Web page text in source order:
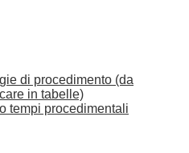
di procedimento (da
in tabelle)
tempi procedimentali